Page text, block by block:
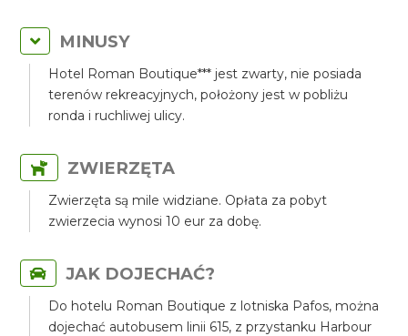
MINUSY
Hotel Roman Boutique*** jest zwarty, nie posiada
terenów rekreacyjnych, położony jest w pobliżu
ronda i ruchliwej ulicy.
ZWIERZĘTA
Zwierzęta są mile widziane. Opłata za pobyt
zwierzecia wynosi 10 eur za dobę.
JAK DOJECHAĆ?
Do hotelu Roman Boutique z lotniska Pafos, można
dojechać autobusem linii 615, z przystanku Harbour